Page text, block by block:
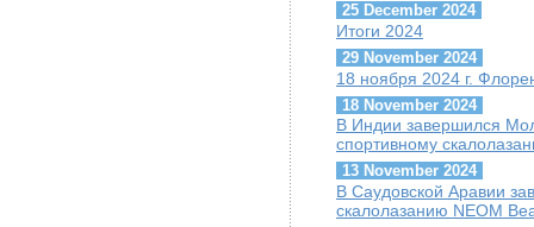
25 December 2024
Итоги 2024
29 November 2024
18 ноября 2024 г.
18 November 2024
В Индии завершился
спортивному
13 November 2024
В Саудовской Аравии
скалолазанию NEOM